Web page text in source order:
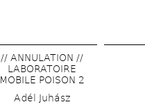
// ANNULATION //
LABORATOIRE
MOBILE POISON 2
Adél Juhász